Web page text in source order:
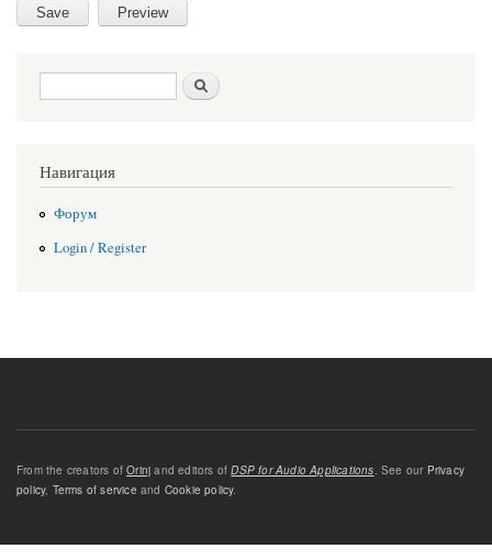
Search form
Навигация
Форум
Login / Register
From the creators ofOrinj and editors ofDSP for Audio Applications . See our Privacy
policy, Terms of service and Cookie policy.